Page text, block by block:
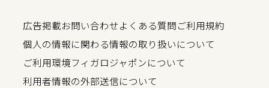
広告掲載お問い合わせよくある質問ご利用規約
個人の情報に関わる情報の取り扱いについて
ご利用環境フィガロジャポンについて
利用者情報の外部送信について